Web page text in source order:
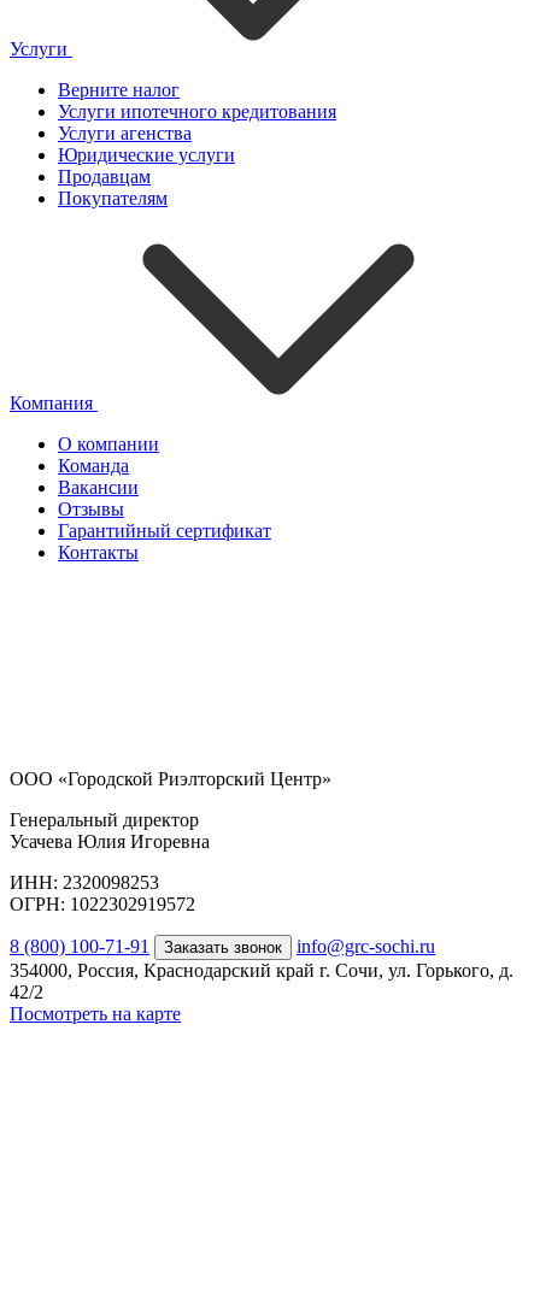
Услуги
Верните налог
Услуги ипотечного кредитования
Услуги агенства
Юридические услуги
Продавцам
Покупателям
Компания
О компании
Команда
Вакансии
Отзывы
Гарантийный сертификат
Контакты
ООО «Городской Риэлторский Центр»
Генеральный директор
Усачева Юлия Игоревна
ИНН: 2320098253
ОГРН: 1022302919572
8 (800) 100-71-91 Заказать звонок
info@grc-sochi.ru
354000, Россия, Краснодарский край г. Сочи, ул. Горького, д.
42/2
Посмотреть на карте